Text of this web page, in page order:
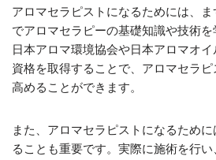
アロマセラピストになるためには、
でアロマセラピーの基礎知識や技術を
日本アロマ環境協会や日本アロマオ
資格を取得することで、アロマセラ
高めることができます。
また、アロマセラピストになるため
ることも重要です。実際に施術を行